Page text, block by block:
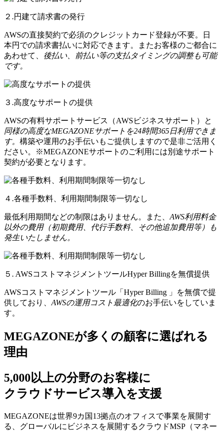
２.円建て請求書の発行
AWSの直接契約で必須のクレジットカード登録が不要。日
本円での請求書払いに対応できます。またお客様のご都合に
あわせて、 後払い、前払い等の支払タイミングの調整も可能
です。
３.高度なサポートの提供
AWSの有料サポートサービス（AWSビジネスサポート）と
同様の高度なMEGAZONEサポートを24時間365日利用できま
す。 構築や運用のお手伝いもご提供しますので是非ご活用く
ださい。※MEGAZONEサポートのご利用には別途サポート
契約が必要となります。
４.各種手数料、利用期間制限等一切なし
最低利用期間などの制限はありません。また、 AWS利用料金
以外の費用（初期費用、代行手数料、その他追加費用等）も
発生いたしません。
５. AWSコストマネジメントツールHyper Billingを無償提供
AWSコストマネジメントツール「Hyper Billing 」を無償で提
供しており、 AWSの運⽤コスト最適化のお⼿伝いをしていま
す。
MEGAZONEが多くの顧客に選ばれる
理由
5,000以上の分野のお客様に
クラウドサービス導入を支援
MEGAZONEは世界9カ国13拠点のオフィスで事業を展開す
る、グローバルにビジネスを展開するクラウドMSP（マネー